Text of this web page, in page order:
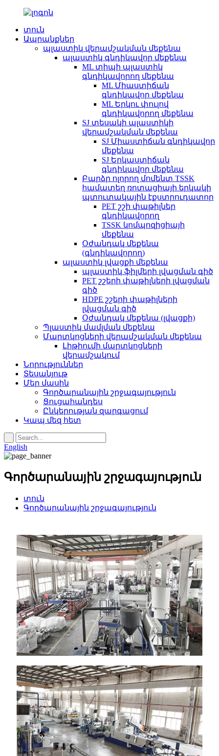
տուն
Ապրանքներ
պլաստիկ վերամշակման մեքենա
պլաստիկ գնդիկավոր մեքենա
ML տիպի պլաստիկ
գնդիկավորող մեքենա
ML Միաստիճան
գնդիկավոր մեքենա
ML Երկու փուլով
գնդիկավորող մեքենա
SJ տեսակի պլաստիկի
վերամշակման մեքենա
SJ Միաստիճան գնդիկավոր
մեքենա
SJ Երկաստիճան
գնդիկավոր մեքենա
Բարձր ոլորող մոմենտ TSSK
համատեղ ռոտացիայի երկակի
պտուտակային էքստրուդատոր
PET շշի փաթիլներ
գնդիկավորող
TSSK կոմպոզիցիայի
մեքենա
Օժանդակ մեքենա
(գնդիկավորող)
պլաստիկ լվացքի մեքենա
պլաստիկ ֆիլմերի լվացման գիծ
PET շշերի փաթիլների լվացման
գիծ
HDPE շշերի փաթիլների
լվացման գիծ
Օժանդակ մեքենա (լվացքի)
Պլաստիկ մամլման մեքենա
Մարտկոցների վերամշակման մեքենա
Լիթիումի մարտկոցների
վերամշակում
Նորություններ
Տեսանյութ
Մեր մասին
Գործարանային շրջագայություն
Ցուցահանդես
Ընկերության զարգացում
Կապ մեզ հետ
English
Գործարանային շրջագայություն
տուն
Գործարանային շրջագայություն